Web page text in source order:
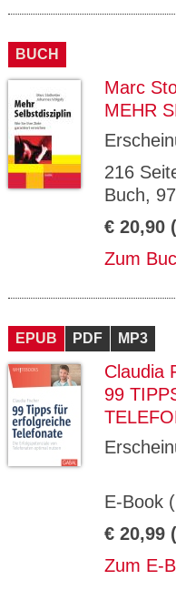
BUCH
Marc
MEHR
216
Buch,
€ 20,90
Zum
EPUB PDF MP3
Claudia
99
E-Book
€ 20,99
Zum E-